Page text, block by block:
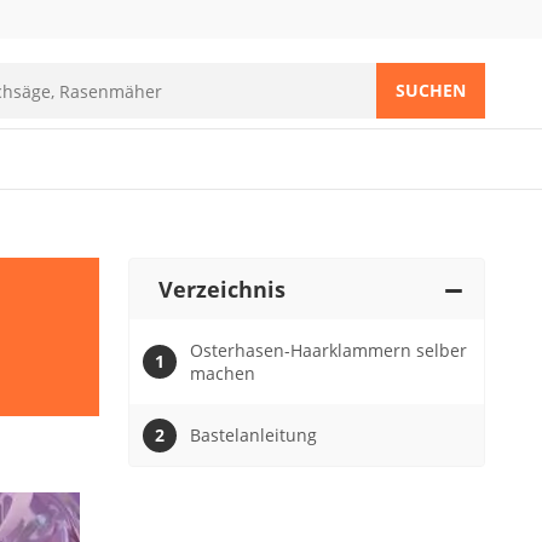
SUCHEN
Verzeichnis
Osterhasen-Haarklammern selber
machen
Bastelanleitung